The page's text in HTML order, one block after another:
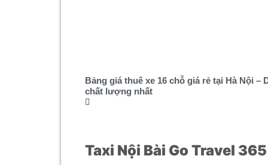
Bảng giá thuê xe 16 chỗ giá rẻ tại Hà Nội –
chất lượng nhất
Taxi Nội Bài Go Travel